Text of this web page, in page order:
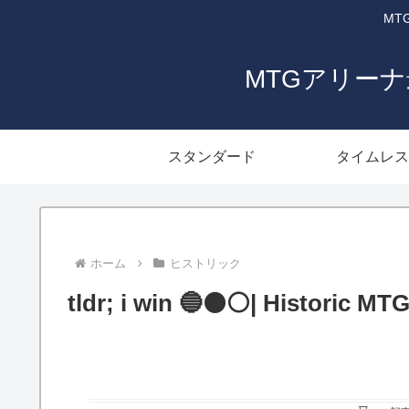
MTGアリー
スタンダード タイムレス
ホーム ヒストリック
tldr; i win 🔵⚫⚪| Historic